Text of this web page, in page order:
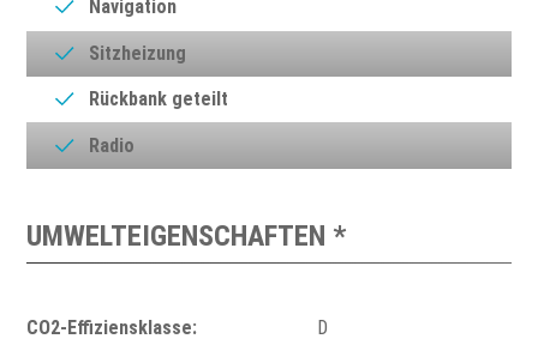
Navigation
Sitzheizung
Rückbank geteilt
Radio
UMWELTEIGENSCHAFTEN *
CO2-Effiziensklasse: D